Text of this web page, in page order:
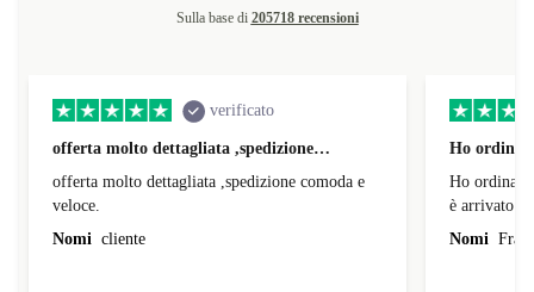
Sulla base di 205718 recensioni
verificato
offerta molto dettagliata ,spedizione…
offerta molto dettagliata ,spedizione comoda e
veloce.
Nomi cliente
Ho
Ho
è arrivato
Nomi